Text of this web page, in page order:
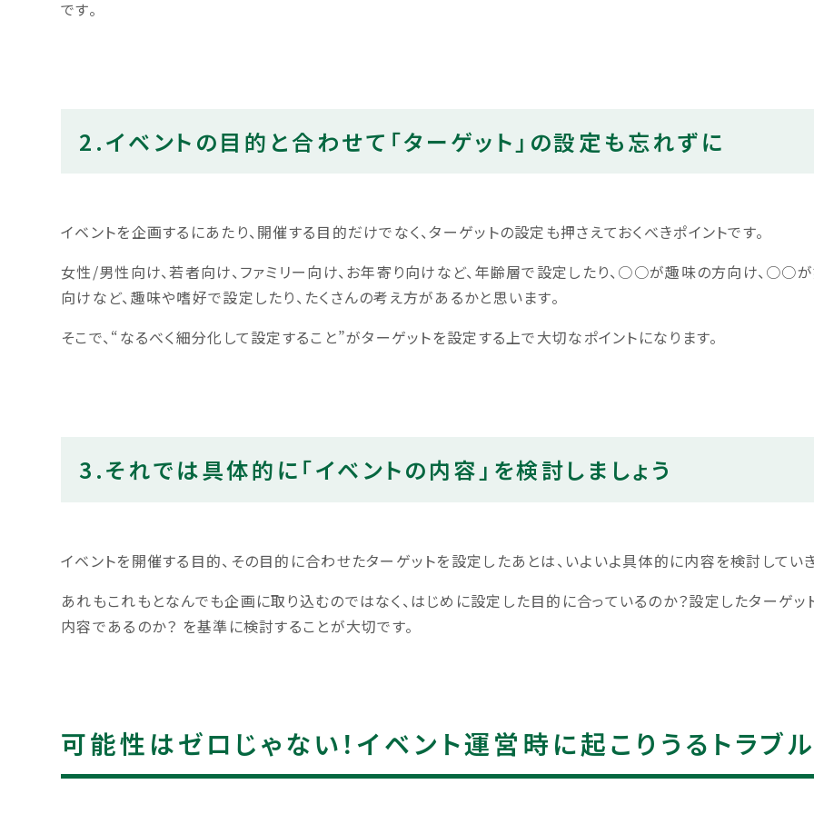
です。
2.イベントの目的と合わせて「ターゲット」の設定も忘れずに
イベントを企画するにあたり、開催する目的だけでなく、ターゲットの設定も押さえておくべきポイントです。
女性/男性向け、若者向け、ファミリー向け、お年寄り向けなど、年齢層で設定したり、○○が趣味の方向け、○○
向けなど、趣味や嗜好で設定したり、たくさんの考え方があるかと思います。
そこで、“なるべく細分化して設定すること”がターゲットを設定する上で大切なポイントになります。
3.それでは具体的に「イベントの内容」を検討しましょう
イベントを開催する目的、その目的に合わせたターゲットを設定したあとは、いよいよ具体的に内容を検討していき
あれもこれもとなんでも企画に取り込むのではなく、はじめに設定した目的に合っているのか？設定したターゲッ
内容であるのか？ を基準に検討することが大切です。
可能性はゼロじゃない！イベント運営時に起こりうるトラブル